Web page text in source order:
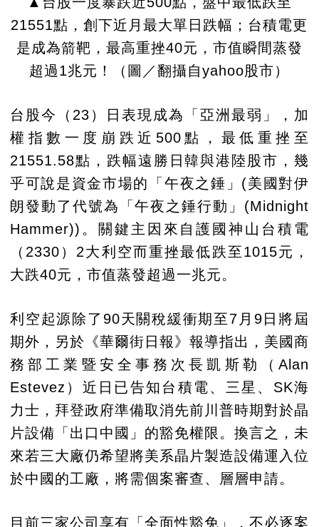
21551點，創下近月最大單日跌幅；台積電更
是成為箭靶，最高重挫40元，市值瞬間蒸發
超過1兆元！（圖／翻攝自yahoo股市）
台股今（23）日表現成為「亞洲最弱」，加
權指數一度崩跌近500點，最低重挫至
21551.58點，跌幅遠勝日韓與港陸股市，幾
乎可說是資金市場的「午夜之錘」(美國對伊
朗發動了代號為「午夜之錘行動」(Midnight
Hammer))。關鍵主因來自護國神山台積電
（2330）2大利空而重挫最低跌至1015元，
大跌40元，市值蒸發超過一兆元。
利空起源除了90天關稅緩衝期至7月9日將屆
期外，另於《華爾街日報》報導指出，美國商
務部工業暨安全事務次長凱斯勒（Alan
Estevez）近日已告知台積電、三星、SK海
力士，拜登政府準備取消先前川普時期對於晶
片設備「出口中國」的豁免權限。換言之，未
來若三大廠仍希望將美系晶片製造設備運入位
於中國的工廠，將需個案審查、層層申請。
目前三家公司享有「全面性豁免」，不必逐案